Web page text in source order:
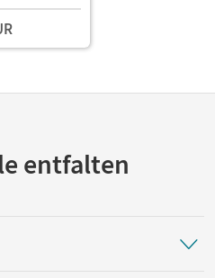
entfalten